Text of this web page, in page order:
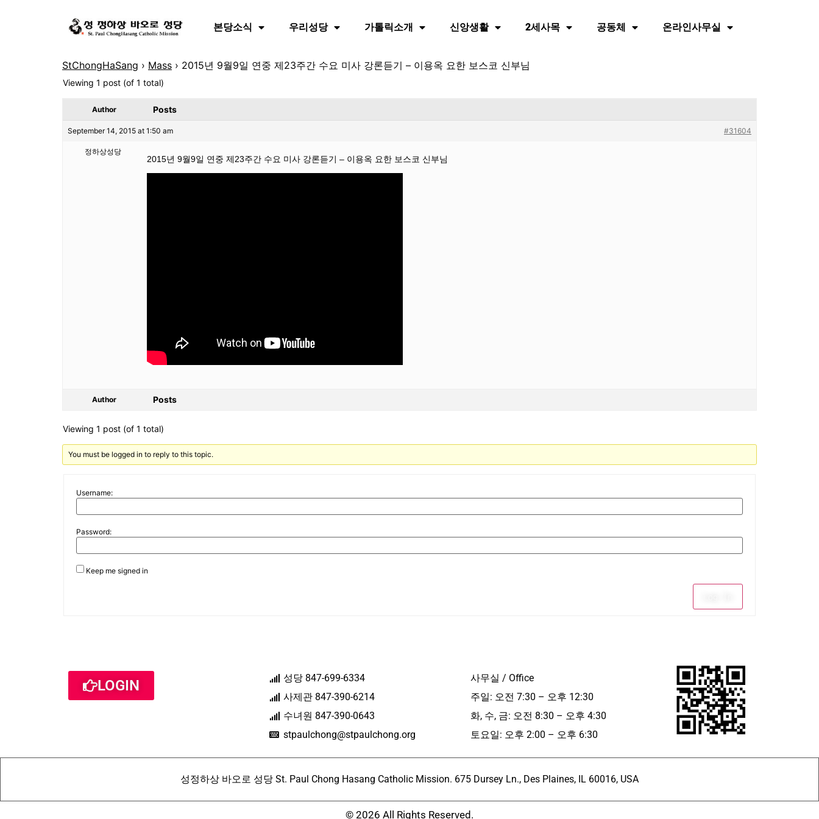
본당소식 우리성당 가톨릭소개 신앙생활 2세사목 공동체 온라인사무실
StChongHaSang › Mass › 2015년 9월9일 연중 제23주간 수요 미사 강론듣기 – 이용옥 요한 보스코 신부님
Viewing 1 post (of 1 total)
Author Posts
September 14, 2015 at 1:50 am #31604
정하상성당
2015년 9월9일 연중 제23주간 수요 미사 강론듣기 – 이용옥 요한 보스코 신부님
Author Posts
Viewing 1 post (of 1 total)
You must be logged in to reply to this topic.
Username:
Password:
Keep me signed in
LOGIN
성당 847-699-6334
사제관 847-390-6214
수녀원 847-390-0643
stpaulchong@stpaulchong.org
사무실 / Office
주일: 오전 7:30 – 오후 12:30
화, 수, 금: 오전 8:30 – 오후 4:30
토요일: 오후 2:00 – 오후 6:30
성정하상 바오로 성당 St. Paul Chong Hasang Catholic Mission. 675 Dursey Ln., Des Plaines, IL 60016, USA
© 2026 All Rights Reserved.